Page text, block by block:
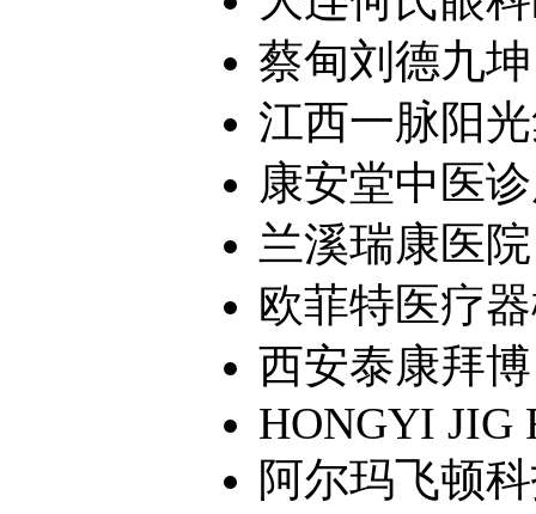
蔡甸刘德九
江西一脉阳
康安堂中医
兰溪瑞康医院
欧菲特医疗
西安泰康拜
HONGYI JIG
阿尔玛飞顿